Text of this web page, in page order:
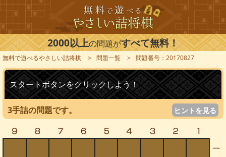
2000以上の問題がすべて無料！
無料で遊べるやさしい詰将棋 問題一覧 問題番号：20170827
スタートボタンをクリックしよう！
3手詰の問題です。 ヒントを見る